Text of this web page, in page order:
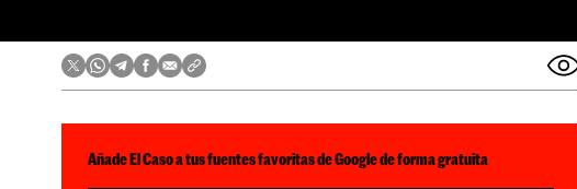
Añade El Caso a tus fuentes favoritas de Google de forma gratuita